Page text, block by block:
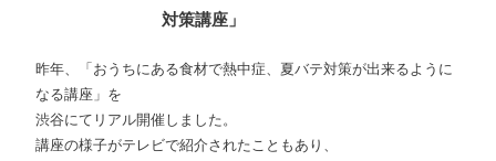
対策講座」
昨年、「おうちにある食材で熱中症、夏バテ対策が出来るように
なる講座」を
渋谷にてリアル開催しました。
講座の様子がテレビで紹介されたこともあり、